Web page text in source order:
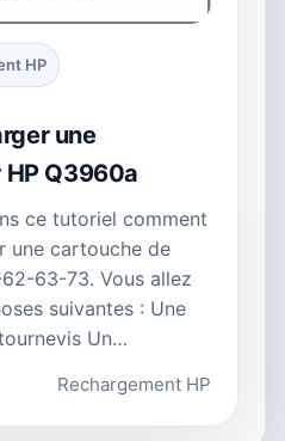
HP
une
Q3960a
ce tutoriel comment
une cartouche de
63-73. Vous allez
suivantes : Une
Un…
Rechargement HP